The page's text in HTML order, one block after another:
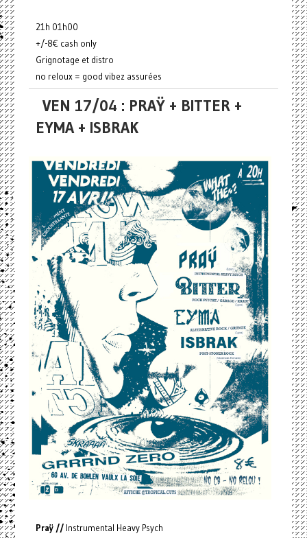
21h 01h00
+/-8€ cash only
Grignotage et distro
no reloux = good vibez assurées
VEN 17/04 : PRAŸ + BITTER +
EYMA + ISBRAK
Praÿ //Instrumental Heavy Psych